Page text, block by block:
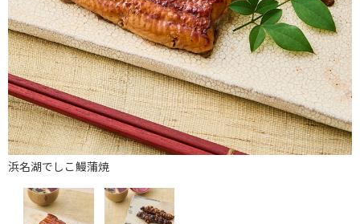
浜名湖でしこ鰻蒲焼